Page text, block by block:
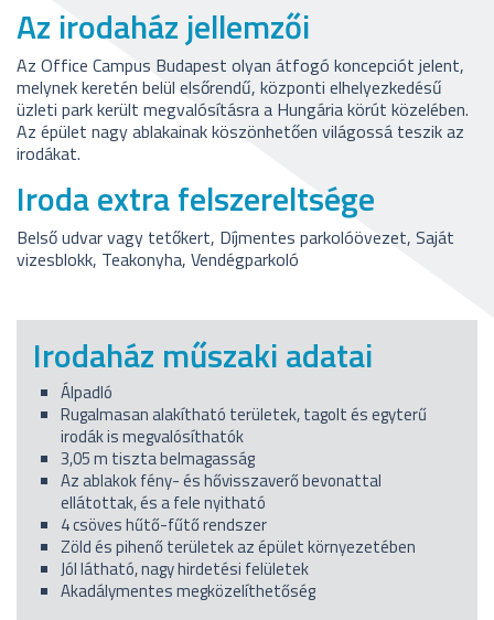
Az irodaház jellemzői
Az Office Campus Budapest olyan átfogó koncepciót jelent,
melynek keretén belül elsőrendű, központi elhelyezkedésű
üzleti park került megvalósításra a Hungária körút közelében.
Az épület nagy ablakainak köszönhetően világossá teszik az
irodákat.
Iroda extra felszereltsége
Belső udvar vagy tetőkert, Díjmentes parkolóövezet, Saját
vizesblokk, Teakonyha, Vendégparkoló
Irodaház műszaki adatai
Álpadló
Rugalmasan alakítható területek, tagolt és egyterű
irodák is megvalósíthatók
3,05 m tiszta belmagasság
Az ablakok fény- és hővisszaverő bevonattal
ellátottak, és a fele nyitható
4 csöves hűtő-fűtő rendszer
Zöld és pihenő területek az épület környezetében
Jól látható, nagy hirdetési felületek
Akadálymentes megközelíthetőség